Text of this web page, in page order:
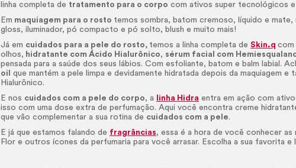
linha completa de tratamento para o corpo com ativos super tecnológicos e
Em maquiagem para o rosto temos sombra, batom cremoso, líquido e
gloss, iluminador, pó compacto e pó solto, blush e muito mais!
Já em cuidados para a pele do rosto, temos a linha completa deSkin.q com
olhos, hidratante com Ácido Hialurônico, sérum facial com
pensada para a saúde dos seus lábios. Com esfoliante, batom e balm labial.
oil
que mantém a pele limpa e devidamente hidratada depois da maquiagem e
Hialurônico.
E nos cuidados com a pele do corpo, a linha Hidra entra em ação com
isso com uma dose extra de perfumação. Aqui você encontra creme
que vão complementar a sua rotina de cuidados com a pele.
E já que estamos falando de fragrâncias, essa é a hora de você conhecer
Flor e outros ícones da perfumaria para você arrasar. Escolha a sua favorita e